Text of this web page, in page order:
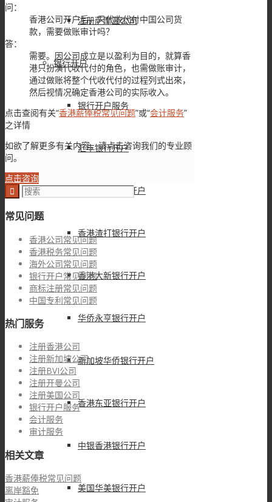
注册萨摩亚公司
银行开户
银行开户服务
汇丰银行开户
香港建设银行开户
香港渣打银行开户
香港大新银行开户
华侨永亨银行开户
新加坡华侨银行开户
香港东亚银行开户
中银香港银行开户
美国华美银行开户
问：
香港公司开户后，只代收代付中国公司货
款，需要做账审计吗？
答：
需要。因公司成立是以盈利为目的，就算香
港只扮演代收代付的角色，也需做账审计，
通过做账将整个代收代付的过程列式出來，
然后视情况确定香港公司的实际收入。
点击查阅有关“香港薪俸税常见问题”或“会计服务”
之详情
如欲了解更多有关内容，请点击咨询我们的专业顾
问。
点击咨询
常见问题
香港公司常见问题
香港税务常见问题
海外公司常见问题
银行开户常见问题
商标注册常见问题
中国专利常见问题
热门服务
注册香港公司
注册新加坡公司
注册BVI公司
注册开曼公司
注册美国公司
银行开户服务
会计服务
审计服务
相关文章
香港薪俸税常见问题
离岸豁免